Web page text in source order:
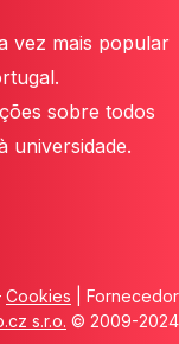
vez mais popular
sobre todos
universidade.
Cookies | Fornecedor
s.r.o. © 2009-2024